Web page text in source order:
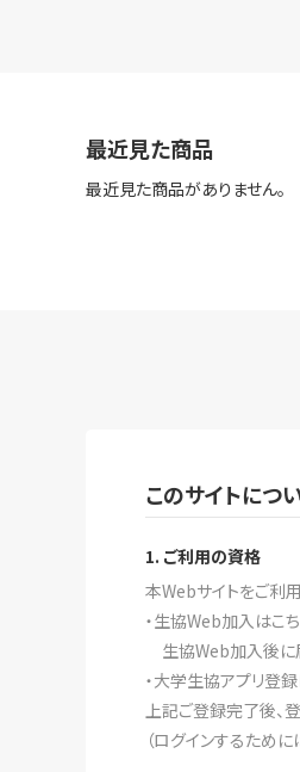
最近見た商品
最近見た商品がありません。
このサイトにつ
1. ご利用の資格
本Webサイトをご利
・生協Web加入はこち
生協Web加入後に
・大学生協アプリ登録
上記ご登録完了後、
（ログインするため